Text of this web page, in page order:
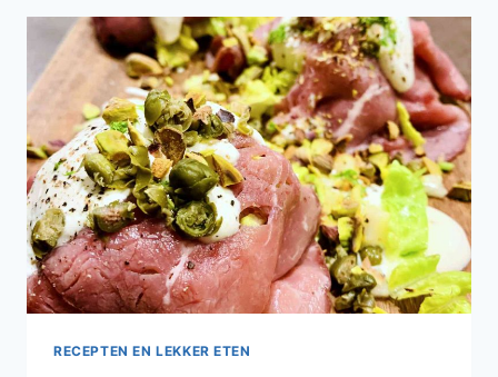
PISTACHENOOTJES
RECEPTEN EN LEKKER ETEN